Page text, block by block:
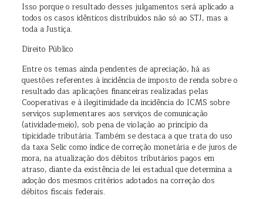
Isso porque o resultado desses julgamentos será aplicado a
todos os casos idênticos distribuídos não só ao STJ, mas a
toda a Justiça.
Direito Público
Entre os temas ainda pendentes de apreciação, há as
questões referentes à incidência de imposto de renda sobre o
resultado das aplicações financeiras realizadas pelas
Cooperativas e à ilegitimidade da incidência do ICMS sobre
serviços suplementares aos serviços de comunicação
(atividade-meio), sob pena de violação ao princípio da
tipicidade tributária. Também se destaca a que trata do uso
da taxa Selic como índice de correção monetária e de juros de
mora, na atualização dos débitos tributários pagos em
atraso, diante da existência de lei estadual que determina a
adoção dos mesmos critérios adotados na correção dos
débitos fiscais federais.